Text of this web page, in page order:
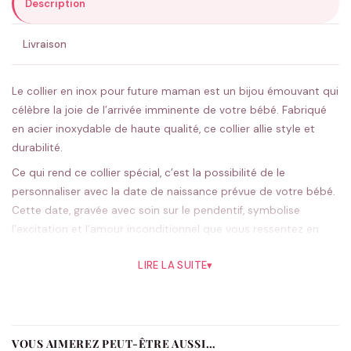
Description
Livraison
Le collier en inox pour future maman est un bijou émouvant qui
célèbre la joie de l’arrivée imminente de votre bébé. Fabriqué
en acier inoxydable de haute qualité, ce collier allie style et
durabilité.
Ce qui rend ce collier spécial, c’est la possibilité de le
personnaliser avec la date de naissance prévue de votre bébé.
Cette date, gravée avec soin sur le pendentif, symbolise
l’excitation et l’amour inconditionnel que vous ressentez en
La chaîne assortie, également en acier inoxydable, complète
LIRE LA SUITE▾
VOUS AIMEREZ PEUT-ÊTRE AUSSI…